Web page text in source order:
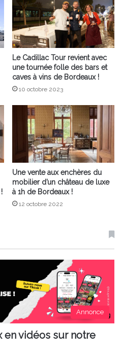
Le Cadillac Tour revient avec
une tournée folle des bars et
caves à vins de Bordeaux !
10 octobre 2023
Une vente aux enchères du
mobilier d’un château de luxe
à 1h de Bordeaux !
12 octobre 2022
Annonce
en vidéos sur notre